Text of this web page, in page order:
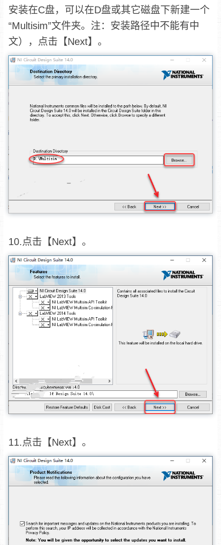
安装在C盘，可以在D盘或其它磁盘下新建一个
“Multisim”文件夹。注：安装路径中不能有中
文），点击【Next】。
10.点击【Next】。
11.点击【Next】。